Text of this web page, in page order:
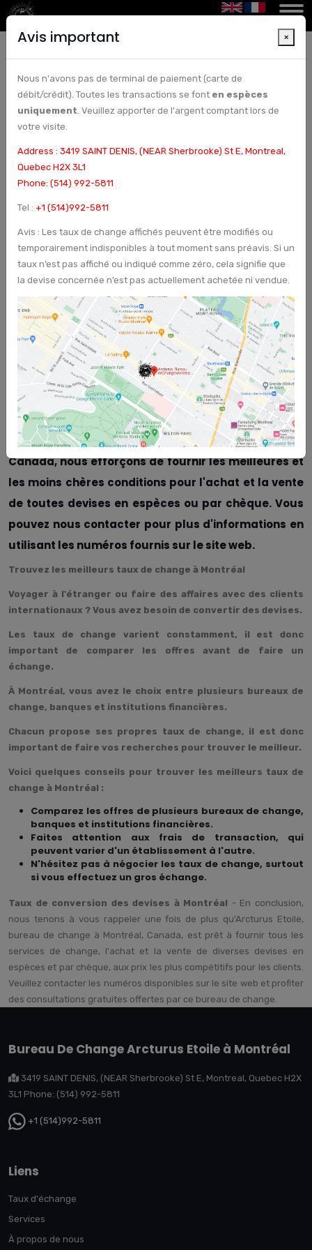
Taux de conversion des devises à Montréal |
Bureau de change et chèques à Montréal,
Canada - Arcturus Etoile
Taux de conversion des devises à Montréal - Le bureau de change
Arcturus Etoile à Montréal, Canada, est fier d'annoncer qu'il est
actuellement l'un des bureaux de change les moins chers de
Montréal, offrant la meilleure monnaie canadienne en espèces et
par chèque à ses clients. Veuillez continuer avec nous pour en
savoir plus sur Taux de conversion des devises à Montréal
Taux de conversion des devises à Montréal - Nous,
au bureau de change Arcturus Etoile à Montréal,
Canada, nous efforçons de fournir les meilleures et
les moins chères conditions pour l'achat et la vente
de toutes devises en espèces ou par chèque. Vous
pouvez nous contacter pour plus d'informations en
utilisant les numéros fournis sur le site web.
Trouvez les meilleurs taux de change à Montréal
Voyager à l'étranger ou faire des affaires avec des clients
internationaux ? Vous avez besoin de convertir des devises.
Les taux de change varient constamment, il est donc
important de comparer les offres avant de faire un
échange.
À Montréal, vous avez le choix entre plusieurs bureaux de
change, banques et institutions financières.
Chacun propose ses propres taux de change, il est donc
important de faire vos recherches pour trouver le meilleur.
Voici quelques conseils pour trouver les meilleurs taux de
change à Montréal :
Comparez les offres de plusieurs bureaux de change,
banques et institutions financières.
Faites attention aux frais de transaction, qui
peuvent varier d'un établissement à l'autre.
N'hésitez pas à négocier les taux de change, surtout
si vous effectuez un gros échange.
Taux de conversion des devises à Montréal - En conclusion,
nous tenons à vous rappeler une fois de plus qu'Arcturus Etoile,
bureau de change à Montréal, Canada, est prêt à fournir tous les
services de change, l'achat et la vente de diverses devises en
espèces et par chèque, aux prix les plus compétitifs pour les clients.
Veuillez contacter les numéros disponibles sur le site web et profiter
des consultations gratuites offertes par ce bureau de change.
Bureau De Change Arcturus Etoile à Montréal
3419 SAINT DENIS, (NEAR Sherbrooke) St E, Montreal, Quebec H2X
3L1 Phone: (514) 992-5811
+1 (514)992-5811
Liens
Taux d'échange
Services
À propos de nous
Avis important ×
Nous n'avons pas de terminal de paiement (carte de
débit/crédit). Toutes les transactions se font en espèces
uniquement. Veuillez apporter de l'argent comptant lors de
votre visite.
Address : 3419 SAINT DENIS, (NEAR Sherbrooke) St E, Montreal,
Quebec H2X 3L1
Phone: (514) 992-5811
Tel : +1 (514)992-5811
Avis : Les taux de change affichés peuvent être modifiés ou
temporairement indisponibles à tout moment sans préavis. Si un
taux n’est pas affiché ou indiqué comme zéro, cela signifie que
la devise concernée n’est pas actuellement achetée ni vendue.